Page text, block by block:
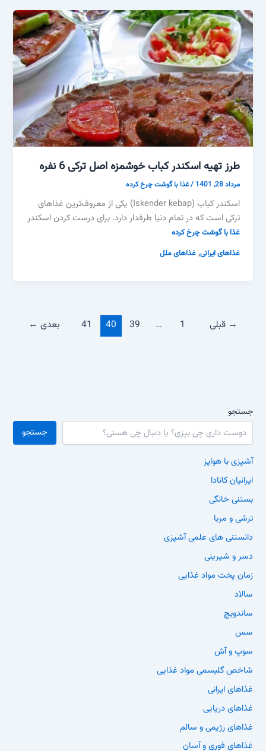
طرز تهیه اسکندر کباب خوشمزه اصل ترکی 6 نفره
مرداد 28, 1401 /غذا با گوشت چرخ کرده
اسکندر کباب (Iskender kebap) یکی از معروف‌ترین غذاهای
ترکی است که در تمام دنیا طرفدار دارد. برای درست کردن اسکندر
غذا با گوشت چرخ کرده
غذاهای ایرانی,غذاهای ملل
→ قبلی 1
…
39
40
41 بعدی ←
جستجو
جستجو
آشپزی با هواپز
ایرانیان کانادا
بستنی خانگی
ترشی و مربا
دانستنی های علمی آشپزی
دسر و شیرینی
زمان پخت مواد غذایی
سالاد
ساندویچ
سس
سوپ و آش
شاخص گلیسمی مواد غذایی
غذاهای ایرانی
غذاهای دریایی
غذاهای رژیمی و سالم
غذاهای فوری و آسان